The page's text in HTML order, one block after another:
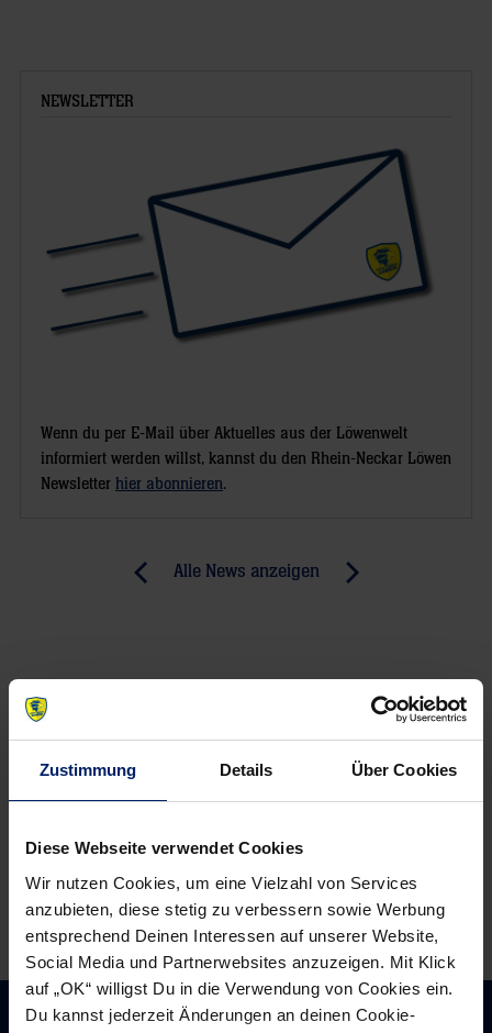
Zustimmung Details Über Cookies
Diese Webseite verwendet Cookies
Wir nutzen Cookies, um eine Vielzahl von Services
anzubieten, diese stetig zu verbessern sowie Werbung
entsprechend Deinen Interessen auf unserer Website,
Social Media und Partnerwebsites anzuzeigen. Mit Klick
auf „OK“ willigst Du in die Verwendung von Cookies ein.
Du kannst jederzeit Änderungen an deinen Cookie-
NEWSLETTER
Wenn du per E-Mail über Aktuelles aus der Löwenwelt
informiert werden willst, kannst du den Rhein-Neckar Löwen
Newsletter hier abonnieren.
über
Barcelona
(MM)
Alle News anzeigen
Aussichten
(MM)